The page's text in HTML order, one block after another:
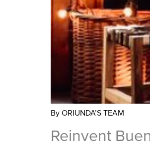
By ORIUNDA’S TEAM
Reinvent